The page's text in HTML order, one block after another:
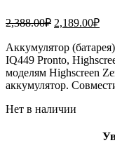
2,388.00₽
составляла
2,388.00₽.
2,189.00₽
Аккумулятор
IQ449 Pronto,
моделям Highscreen
аккумулятор.
Нет в наличии